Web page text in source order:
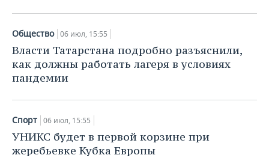
Общество 06 июл, 15:55
Власти Татарстана подробно разъяснили,
как должны работать лагеря в условиях
пандемии
Спорт 06 июл, 15:55
УНИКС будет в первой корзине при
жеребьевке Кубка Европы